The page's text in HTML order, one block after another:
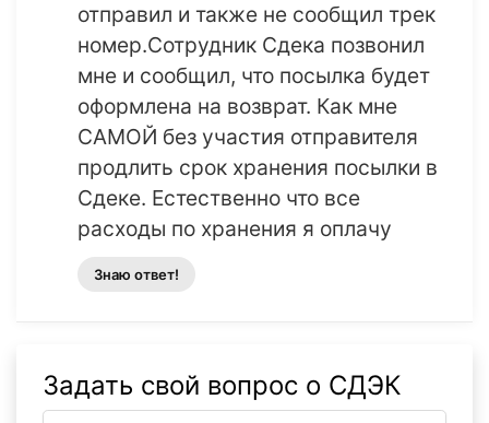
отправил и также не сообщил трек
номер.Сотрудник Сдека позвонил
мне и сообщил, что посылка будет
оформлена на возврат. Как мне
САМОЙ без участия отправителя
продлить срок хранения посылки в
Сдеке. Естественно что все
расходы по хранения я оплачу
Знаю ответ!
Задать свой вопрос о СДЭК